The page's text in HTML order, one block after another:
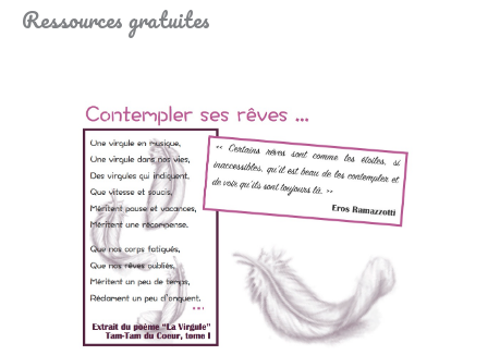
Ressources gratuites